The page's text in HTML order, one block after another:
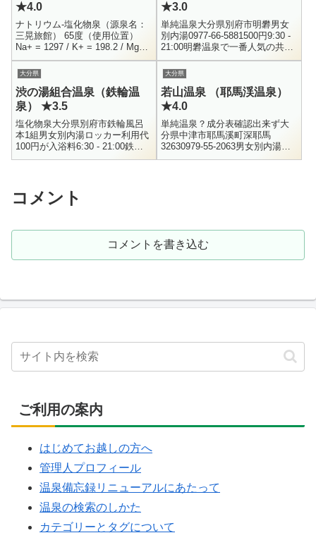
★4.0
ナトリウム-塩化物泉（源泉名：
三晃旅館） 65度（使用位置）
Na+ = 1297 / K+ = 198.2 / Mg++
= 3.5 / Ca++ = 29.7Cl- = 1942...
★3.0
単純温泉大分県別府市明礬男女
別内湯0977-66-5881500円9:30 -
21:00明礬温泉で一番人気の共同
浴場、地蔵泉。白濁の硫黄泉が
張られているそうで、別府を訪
れる前から...
大分県
渋の湯組合温泉（鉄輪温
泉） ★3.5
塩化物泉大分県別府市鉄輪風呂
本1組男女別内湯ロッカー利用代
100円が入浴料6:30 - 21:00鉄輪
むし湯のすぐ隣にある共同浴場
大分県
若山温泉 （耶馬渓温泉）
★4.0
単純温泉？成分表確認出来ず大
分県中津市耶馬溪町深耶馬
32630979-55-2063男女別内湯・
混浴露天風呂大人 400円、 小人
コメント
コメントを書き込む
ご利用の案内
はじめてお越しの方へ
管理人プロフィール
温泉備忘録リニューアルにあたって
温泉の検索のしかた
カテゴリーとタグについて